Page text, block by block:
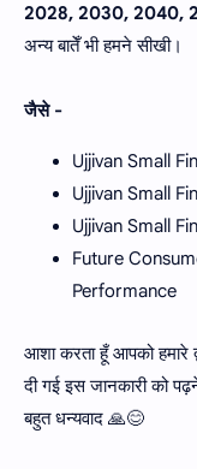
2028, 2030, 2040,
अन्य बातेँ भी हमने सीखी।
जैसे -
Ujjivan Small
Ujjivan Small
Ujjivan Small
Future
Performance
आशा करता हूँ आपको हमारे
दी गई इस जानकारी को
बहुत धन्यवाद 🙏😊